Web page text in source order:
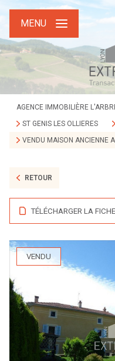
MENU
AGENCE IMMOBILIÈRE
ST GENIS LES OLLIERES
VENDU MAISON ANCIENNE
RETOUR
TÉLÉCHARGER LA FICHE
VENDU